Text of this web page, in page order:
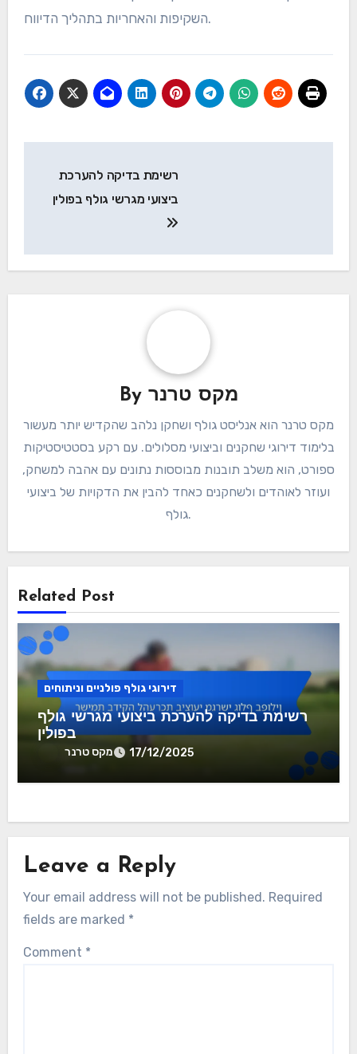
השקיפות והאחריות בתהליך הדיווח.
navigation
רשימת בדיקה להערכת
ביצועי מגרשי גולף בפולין
By מקס טרנר
מקס טרנר הוא אנליסט גולף ושחקן נלהב שהקדיש יותר מעשור
בלימוד דירוגי שחקנים וביצועי מסלולים. עם רקע בסטטיסטיקות
ספורט, הוא משלב תובנות מבוססות נתונים עם אהבה למשחק,
ועוזר לאוהדים ולשחקנים כאחד להבין את הדקויות של ביצועי
גולף.
Related Post
דירוגי גולף פולניים וניתוחים
רשימת בדיקה להערכת ביצועי מגרשי גולף
בפולין
מקס טרנר 17/12/2025
Leave a Reply
Your email address will not be published. Required
fields are marked *
Comment *